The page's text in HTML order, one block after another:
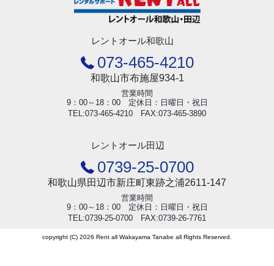
レントオール和歌山
073-465-4210
和歌山市布施屋934-1
営業時間
9：00～18：00 定休日：日曜日・祝日
TEL:073-465-4210 FAX:073-465-3890
レントオール田辺
0739-25-0700
和歌山県田辺市新庄町東跡之浦2611-147
営業時間
9：00～18：00 定休日：日曜日・祝日
TEL:0739-25-0700 FAX:0739-26-7761
copyright (C) 2026 Rent all Wakayama Tanabe all Rights Reserved.